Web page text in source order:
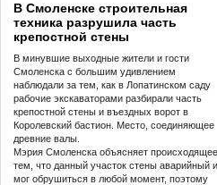
В Смоленске строительная
техника разрушила часть
крепостной стены
В минувшие выходные жители и гости
Смоленска с большим удивлением
наблюдали за тем, как в Лопатинском саду
рабочие экскаваторами разбирали часть
крепостной стены и въездных ворот в
Королевский бастион. Место, соединяющее
древние валы.
Мэрия Смоленска объясняет происходящее
тем, что данный участок стены аварийный и
мог обрушиться в любой момент, поэтому